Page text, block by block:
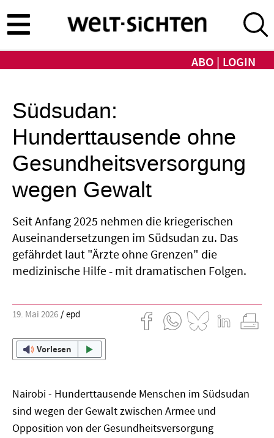
zum
Inhalt
ABO LOGIN
Südsudan:
Hunderttausende ohne
Gesundheitsversorgung
wegen Gewalt
Seit Anfang 2025 nehmen die kriegerischen
Auseinandersetzungen im Südsudan zu. Das
gefährdet laut "Ärzte ohne Grenzen" die
medizinische Hilfe - mit dramatischen Folgen.
19. Mai 2026 epd
Vorlesen
Nairobi - Hunderttausende Menschen im Südsudan
sind wegen der Gewalt zwischen Armee und
Opposition von der Gesundheitsversorgung